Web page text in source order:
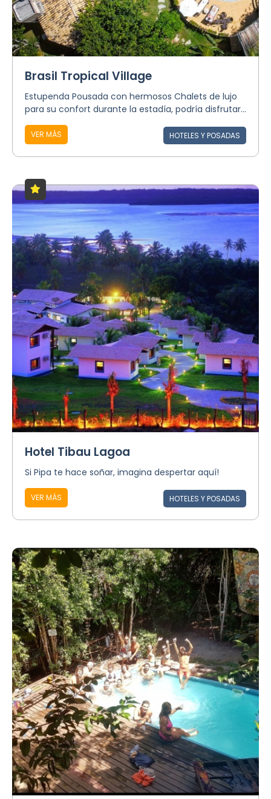
Brasil Tropical Village
Estupenda Pousada con hermosos Chalets de lujo
para su confort durante la estadía, podría disfrutar...
VER MÁS HOTELES Y POSADAS
Hotel Tibau Lagoa
Si Pipa te hace soñar, imagina despertar aquí!
VER MÁS HOTELES Y POSADAS